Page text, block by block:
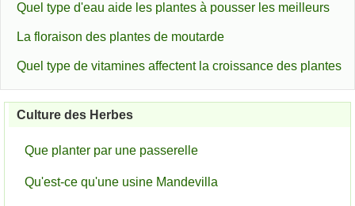
Quel type d'eau aide les plantes à pousser les meilleurs
La floraison des plantes de moutarde
Quel type de vitamines affectent la croissance des plantes
Culture des Herbes
Que planter par une passerelle
Qu'est-ce qu'une usine Mandevilla